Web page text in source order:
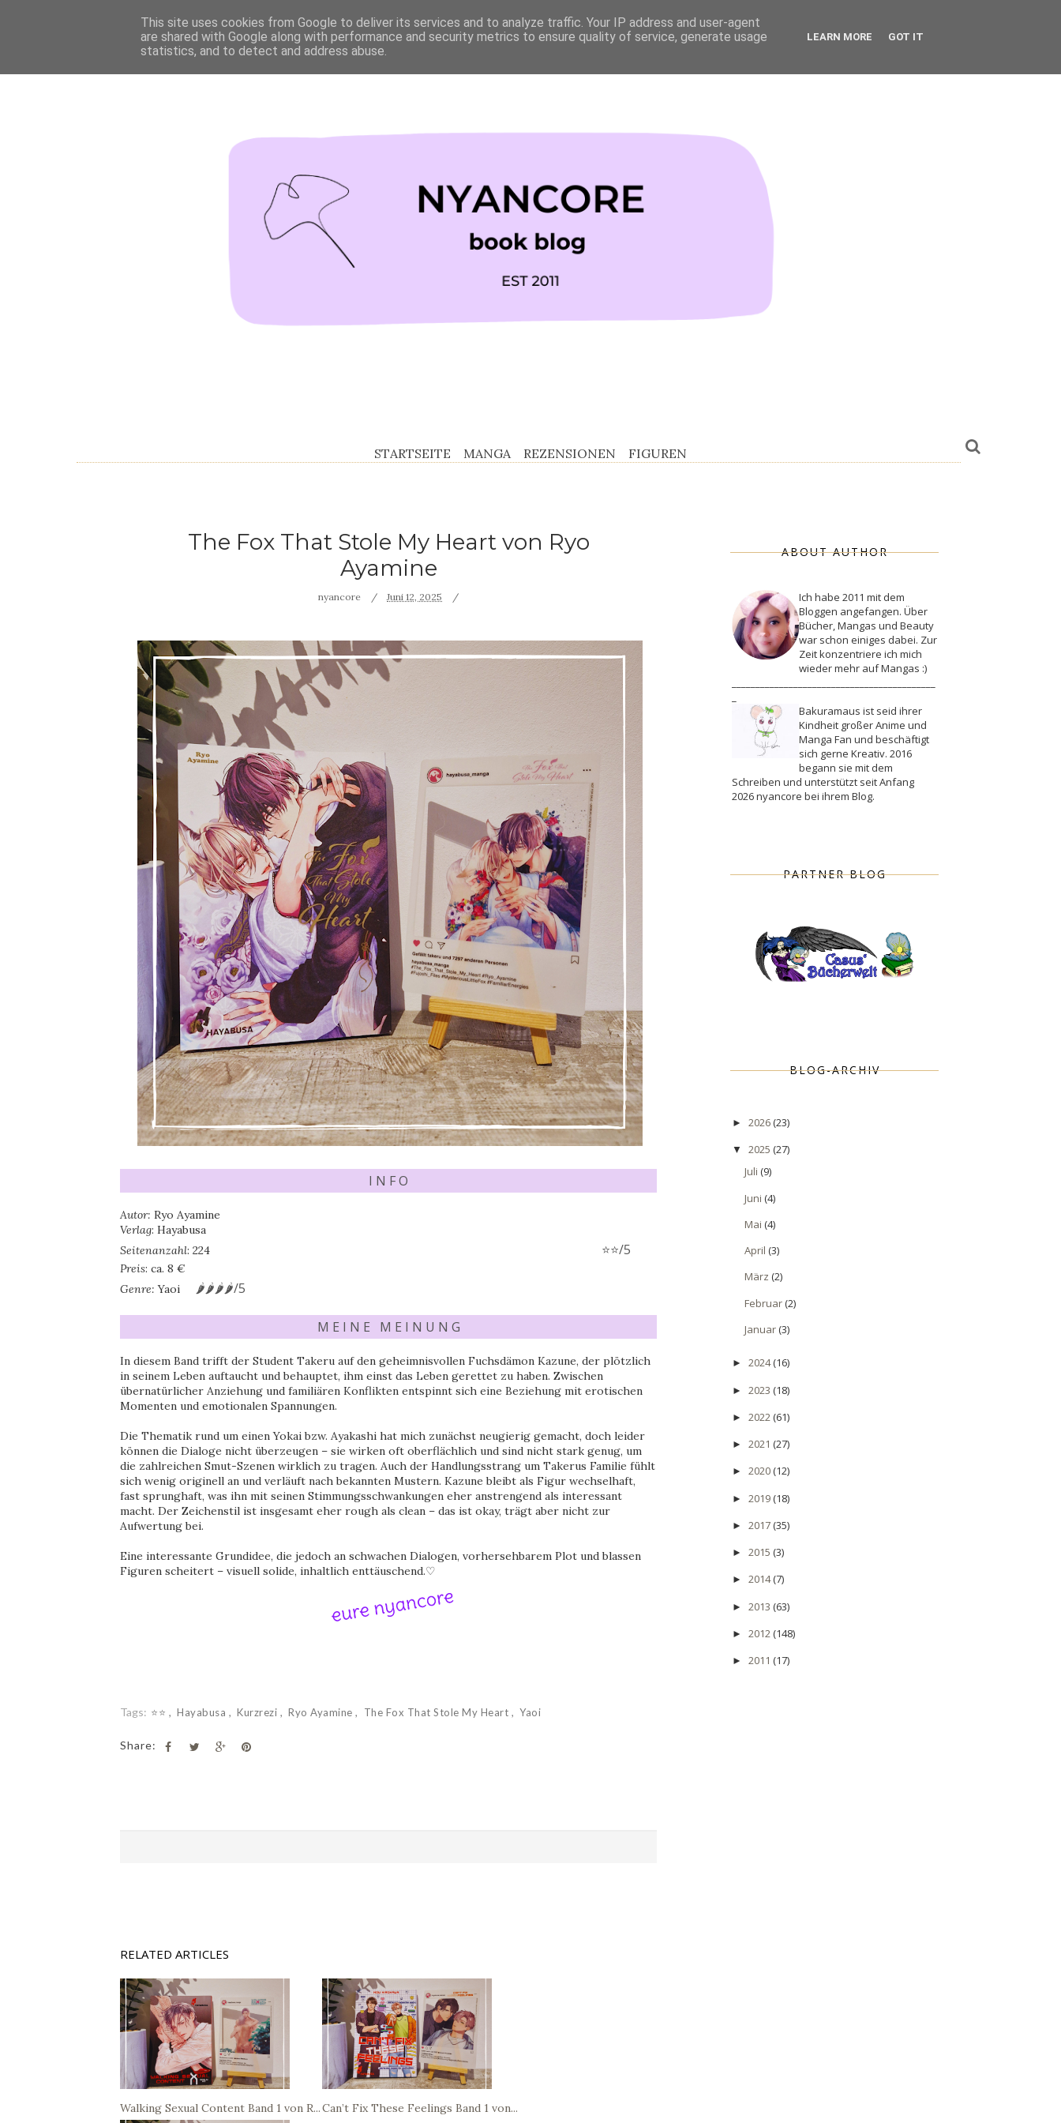
STARTSEITE MANGA REZENSIONEN FIGUREN
The Fox That Stole My Heart von Ryo
Ayamine
nyancore Juni 12, 2025
I N F O
Autor: Ryo Ayamine
Verlag: Hayabusa
Seitenanzahl: 224 ⭐⭐/5
Preis: ca. 8 €
Genre:Yaoi 🌶🌶🌶🌶/5
M E I N E M E I N U N G
In diesem Band trifft der Student Takeru auf den geheimnisvollen Fuchsdämon Kazune, der plötzlich
in seinem Leben auftaucht und behauptet, ihm einst das Leben gerettet zu haben. Zwischen
übernatürlicher Anziehung und familiären Konflikten entspinnt sich eine Beziehung mit erotischen
Momenten und emotionalen Spannungen.
Die Thematik rund um einen Yokai bzw. Ayakashi hat mich zunächst neugierig gemacht, doch leider
können die Dialoge nicht überzeugen – sie wirken oft oberflächlich und sind nicht stark genug, um
die zahlreichen Smut-Szenen wirklich zu tragen. Auch der Handlungsstrang um Takerus Familie fühlt
sich wenig originell an und verläuft nach bekannten Mustern. Kazune bleibt als Figur wechselhaft,
fast sprunghaft, was ihn mit seinen Stimmungsschwankungen eher anstrengend als interessant
macht. Der Zeichenstil ist insgesamt eher rough als clean – das ist okay, trägt aber nicht zur
Aufwertung bei.
Eine interessante Grundidee, die jedoch an schwachen Dialogen, vorhersehbarem Plot und blassen
Figuren scheitert – visuell solide, inhaltlich enttäuschend.♡
Tags: ⭐⭐ Hayabusa Kurzrezi Ryo Ayamine The Fox That Stole My Heart Yaoi
Share:
RELATED ARTICLES
Walking Sexual Content Band 1 von R...Can’t Fix These Feelings Band 1 von...
ABOUT AUTHOR
Ich habe 2011 mit dem
Bloggen angefangen. Über
Bücher, Mangas und Beauty
war schon einiges dabei. Zur
Zeit konzentriere ich mich
wieder mehr auf Mangas :)
Bakuramaus ist seid ihrer
Kindheit großer Anime und
Manga Fan und beschäftigt
sich gerne Kreativ. 2016
begann sie mit dem
Schreiben und unterstützt seit Anfang
2026 nyancore bei ihrem Blog.
PARTNER BLOG
BLOG-ARCHIV
► 2026(23)
▼ 2025 (27)
Juli (9)
Juni (4)
Mai (4)
April (3)
März (2)
Februar(2)
Januar(3)
► 2024(16)
► 2023 (18)
► 2022(61)
► 2021 (27)
► 2020(12)
► 2019(18)
► 2017(35)
► 2015 (3)
► 2014(7)
► 2013 (63)
► 2012(148)
► 2011 (17)
This site uses cookies from Google to deliver its services and to analyze traffic. Your IP address and user-agent
are shared with Google along with performance and security metrics to ensure quality of service, generate usage
statistics, and to detect and address abuse.
LEARN MORE GOT IT